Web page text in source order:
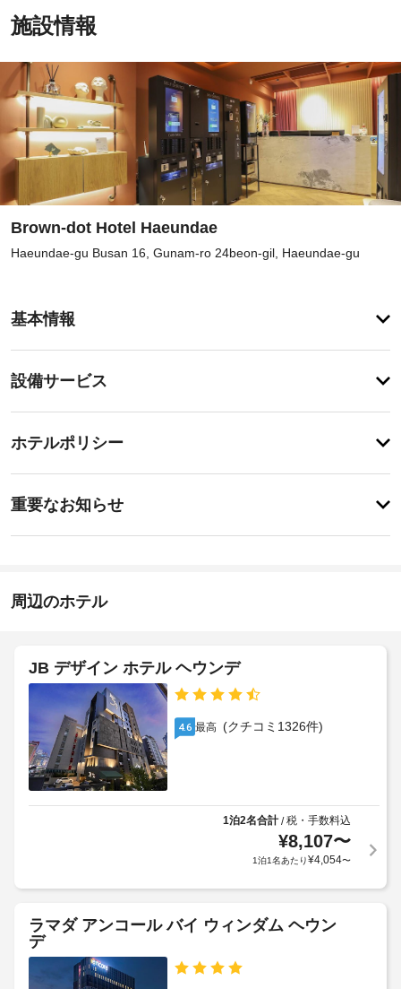
施設情報
Brown-dot Hotel Haeundae
Haeundae-gu Busan 16, Gunam-ro 24beon-gil, Haeundae-gu
基本情報
録
が
ま
ん
設備サービス
録
あ
ま
ホテルポリシー
録
が
ま
ん
重要なお知らせ
に
あ
周辺のホテル
JB デザイン ホテル ヘウンデ
4.6 最高 (クチコミ1326件)
1泊2名合計/税・手数料込
¥8,107〜
1泊1名あたり¥4,054〜
ラマダ アンコール バイ ウィンダム ヘウン
デ